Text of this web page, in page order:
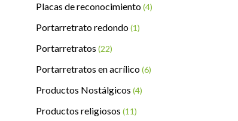
Placas de reconocimiento(4)
Portarretrato redondo(1)
Portarretratos (22)
Portarretratos en acrílico(6)
Productos Nostálgicos (4)
Productos religiosos (11)